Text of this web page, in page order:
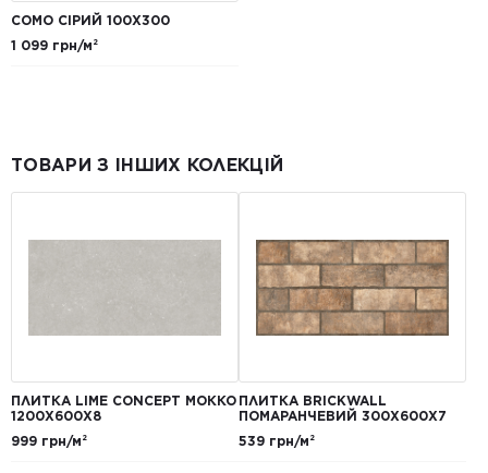
COMO СІРИЙ 100X300
1 099 грн/м²
ТОВАРИ З ІНШИХ КОЛЕКЦІЙ
ПЛИТКА LIME CONCEPT МОККО
1200Х600Х8
999 грн/м²
ПЛИТКА BRICKWALL
ПОМАРАНЧЕВИЙ 300Х600Х7
539 грн/м²